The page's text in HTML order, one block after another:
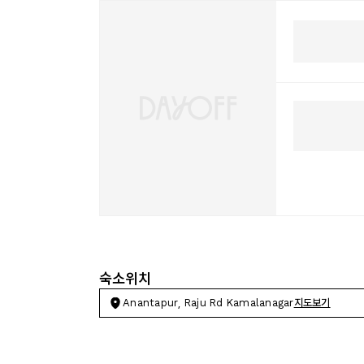
숙소위치
Anantapur, Raju Rd Kamalanagar지도보기